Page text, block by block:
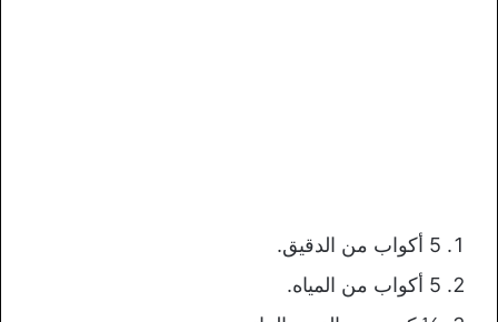
5 أكواب من الدقيق.
5 أكواب من المياه.